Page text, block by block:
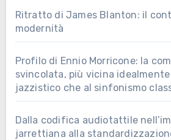
Ritratto di James Blanton: il
modernità
Profilo di Ennio Morricone: la
svincolata, più vicina
jazzistico che al sinfonismo
Dalla codifica audiotattile
jarrettiana alla